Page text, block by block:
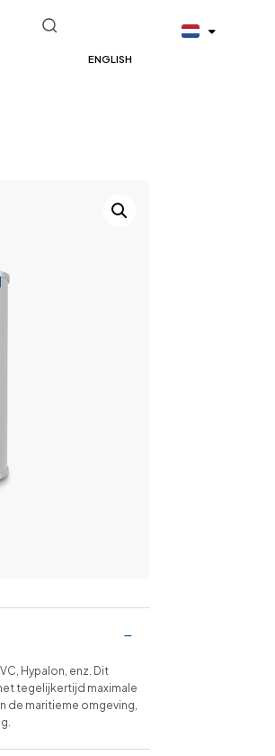
ENGLISH
Hypalon, enz. Dit
tegelijkertijd maximale
de maritieme omgeving,